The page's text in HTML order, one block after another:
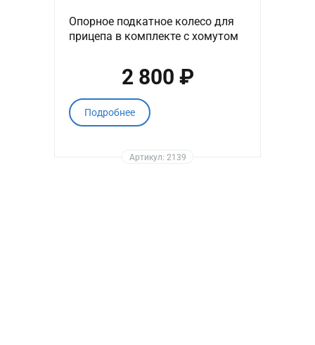
Опорное подкатное колесо для
прицепа в комплекте с хомутом
2 800 ₽
Подробнее
Артикул: 2139